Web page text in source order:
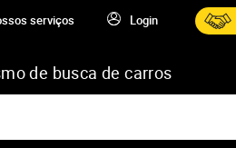
Login
serviços
de busca de carros